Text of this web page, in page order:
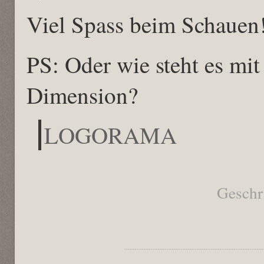
Viel Spass beim
PS: Oder wie steht es
Dimension?
LOGORAMA